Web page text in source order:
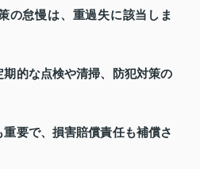
の怠慢は、重過失に該当しま
期的な点検や清掃、防犯対策の
要で、損害賠償責任も補償さ